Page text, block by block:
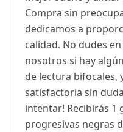
Compra sin
dedicamos a
calidad. No dudes
nosotros si hay
de lectura bifocales,
satisfactoria sin
intentar! Recibirás 1
progresivas negras